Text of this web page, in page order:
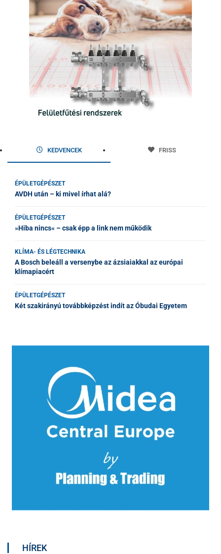
KEDVENCEK FRISS
ÉPÜLETGÉPÉSZET
AVDH után – ki mivel írhat alá?
ÉPÜLETGÉPÉSZET
»Hiba nincs« – csak épp a link nem működik
KLÍMA- ÉS LÉGTECHNIKA
A Bosch beleáll a versenybe az ázsiaiakkal az európai
klímapiacért
ÉPÜLETGÉPÉSZET
Két szakirányú továbbképzést indít az Óbudai Egyetem
HÍREK